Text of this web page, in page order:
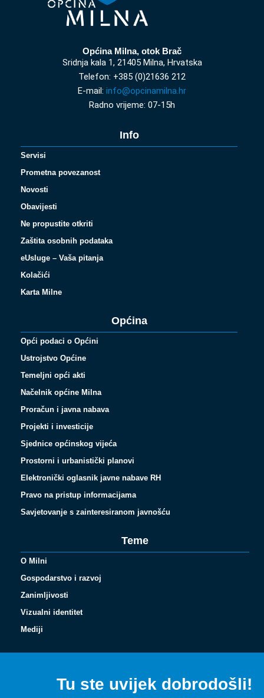
Općina Milna, otok Brač
Sridnja kala 1, 21405 Milna, Hrvatska
Telefon: +385 (0)21636 212
E-mail: info@opcinamilna.hr
Radno vrijeme: 07-15h
Info
Servisi
Prometna povezanost
Novosti
Obavijesti
Ne propustite otkriti
Zaštita osobnih podataka
eUsluge – Vaša pitanja
Kolačići
Karta Milne
Općina
Opći podaci o Općini
Ustrojstvo Općine
Temeljni opći akti
Načelnik općine Milna
Proračun i javna nabava
Projekti i investicije
Sjednice općinskog vijeća
Prostorni i urbanistički planovi
Elektronički oglasnik javne nabave RH
Pravo na pristup informacijama
Savjetovanje s zainteresiranom javnošću
Teme
O Milni
Gospodarstvo i razvoj
Zanimljivosti
Vizualni identitet
Mediji
Tu ste uvijek dobrodošli!
Deutsch